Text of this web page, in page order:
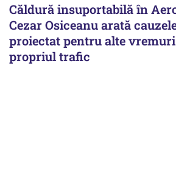
Căldură insuportabilă în
Cezar Osiceanu arată
proiectat pentru alte
propriul trafic